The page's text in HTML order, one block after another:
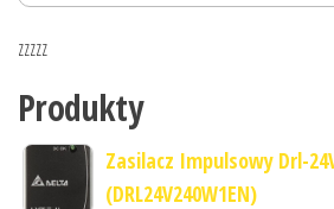
zzzzz
Produkty
Zasilacz Impulsowy Drl-
(DRL24V240W1EN)